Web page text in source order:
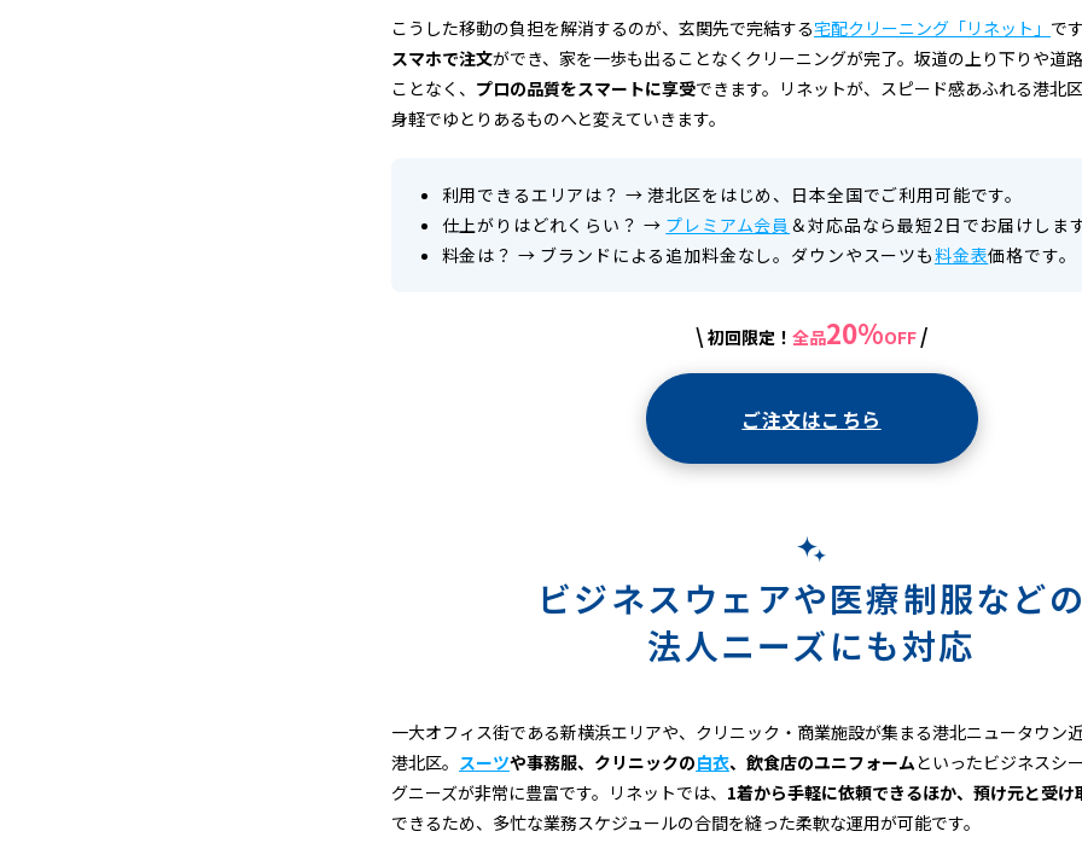
こうした移動の負担を解消するのが、玄関先で完結する宅配クリーニング「リネット」 で
スマホで注文ができ、家を一歩も出ることなくクリーニングが完了。坂道の上り下りや道
ことなく、 プロの品質をスマートに享受できます。リネットが、スピード感あふれる港北
身軽でゆとりあるものへと変えていきます。
利用できるエリアは？ →港北区をはじめ、日本全国でご利用可能です。
仕上がりはどれくらい？ → プレミアム会員 ＆対応品なら最短2日でお届けしま
料金は？ → ブランドによる追加料金なし。ダウンやスーツも料金表価格です。
\ 初回限定！ 全品20%OFF /
ご注文はこちら
ビジネスウェアや医療制服など
法人ニーズにも対応
一大オフィス街である新横浜エリアや、クリニック・商業施設が集まる港北ニュータウン
港北区。 スーツや事務服、クリニックの白衣、飲食店のユニフォームといったビジネスシ
グニーズが非常に豊富です。リネットでは、 1着から手軽に依頼できるほか、預け元と受
できるため、多忙な業務スケジュールの合間を縫った柔軟な運用が可能です。